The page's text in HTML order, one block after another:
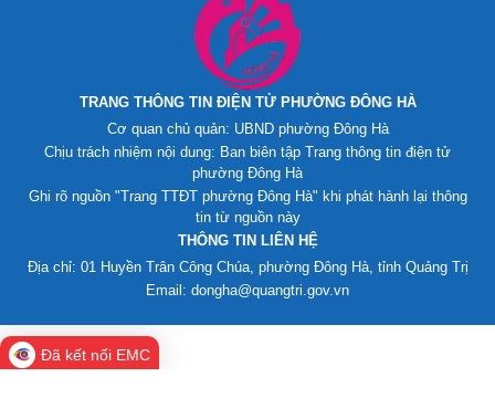
TRANG THÔNG TIN ĐIỆN TỬ PHƯỜNG ĐÔNG HÀ
Cơ quan chủ quản: UBND phường Đông Hà
Chịu trách nhiệm nội dung: Ban biên tập Trang thông tin điện tử
phường Đông Hà
Ghi rõ nguồn "Trang TTĐT phường Đông Hà" khi phát hành lại thông
tin từ nguồn này
THÔNG TIN LIÊN HỆ
Địa chỉ: 01 Huyền Trân Công Chúa, phường Đông Hà, tỉnh Quảng Trị
Email: dongha@quangtri.gov.vn
Đã kết nối EMC